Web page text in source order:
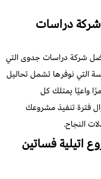
دراسات
شركة دراسات جدوى التي
التي نوفرها تشمل تحاليل
واعيًا يمتلك كل
فترة تنفيذ مشروعك
النجاح.
فساتين